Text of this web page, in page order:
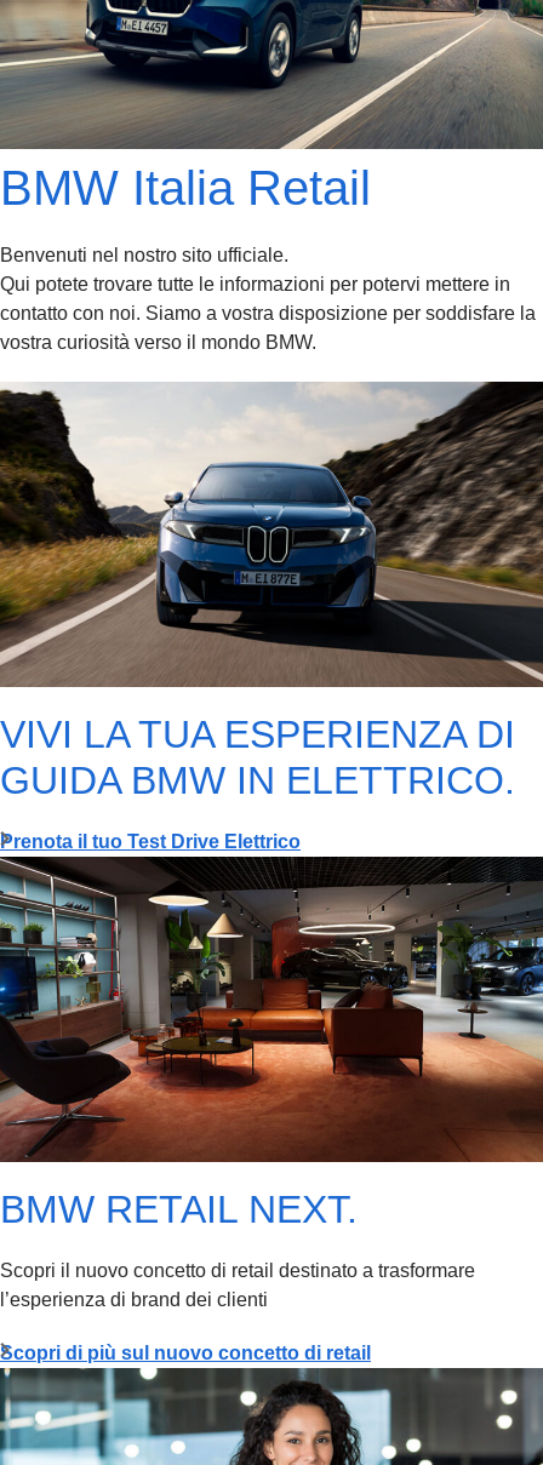
BMW Italia Retail
Benvenuti nel nostro sito ufficiale.
Qui potete trovare tutte le informazioni per potervi mettere in
contatto con noi. Siamo a vostra disposizione per soddisfare la
vostra curiosità verso il mondo BMW.
VIVI LA TUA ESPERIENZA DI
GUIDA BMW IN ELETTRICO.
Prenota il tuo Test Drive Elettrico
BMW RETAIL NEXT.
Scopri il nuovo concetto di retail destinato a trasformare
l’esperienza di brand dei clienti
Scopri di più sul nuovo concetto di retail